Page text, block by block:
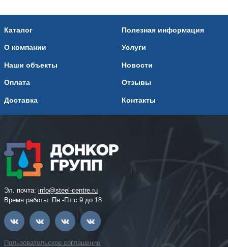
Каталог
О компании
Наши объекты
Оплата
Доставка
Полезная информация
Услуги
Новости
Отзывы
Контакты
Эл. почта: info@steel-centre.ru
Время работы: Пн -Пт с 9 до 18
Пользовательское соглашение